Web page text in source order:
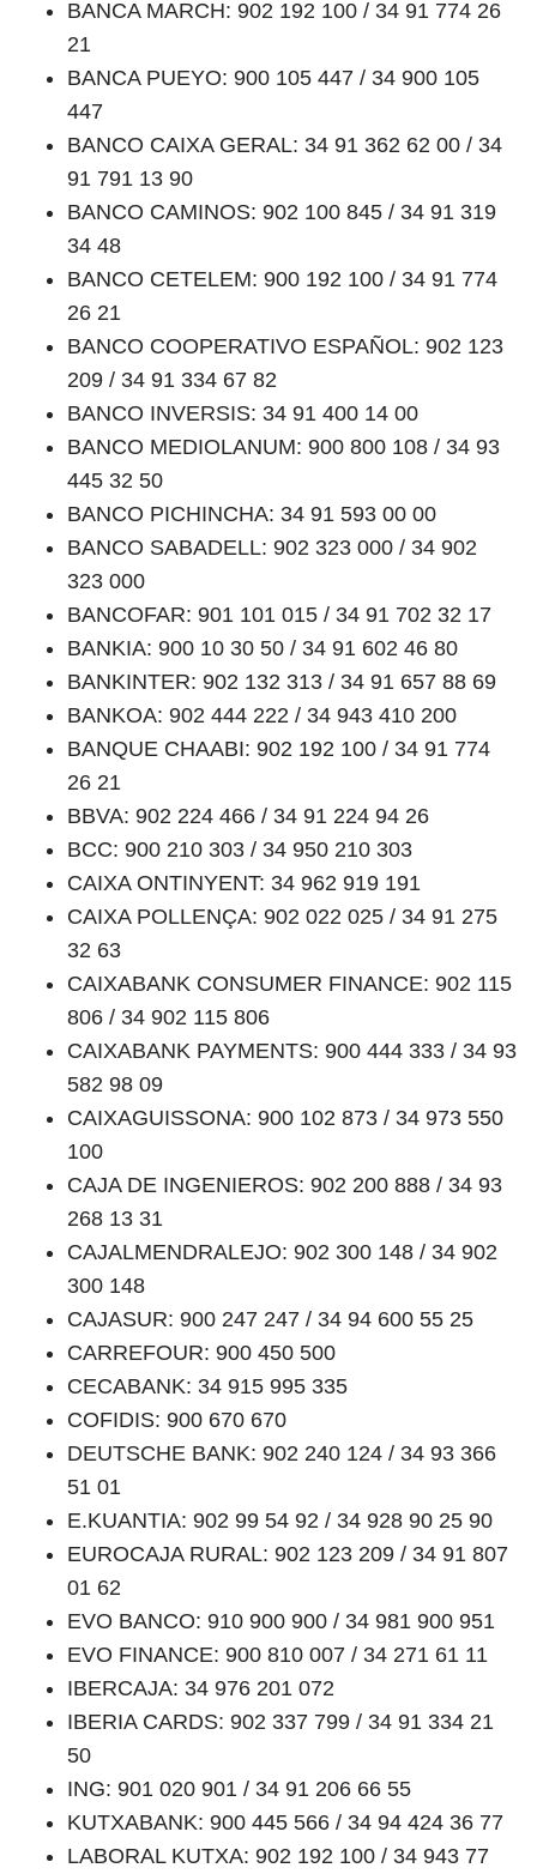
BANCA MARCH: 902 192 100 / 34 91 774 26
21
BANCA PUEYO: 900 105 447 / 34 900 105
447
BANCO CAIXA GERAL: 34 91 362 62 00 / 34
91 791 13 90
BANCO CAMINOS: 902 100 845 / 34 91 319
34 48
BANCO CETELEM: 900 192 100 / 34 91 774
26 21
BANCO COOPERATIVO ESPAÑOL: 902 123
209 / 34 91 334 67 82
BANCO INVERSIS: 34 91 400 14 00
BANCO MEDIOLANUM: 900 800 108 / 34 93
445 32 50
BANCO PICHINCHA: 34 91 593 00 00
BANCO SABADELL: 902 323 000 / 34 902
323 000
BANCOFAR: 901 101 015 / 34 91 702 32 17
BANKIA: 900 10 30 50 / 34 91 602 46 80
BANKINTER: 902 132 313 / 34 91 657 88 69
BANKOA: 902 444 222 / 34 943 410 200
BANQUE CHAABI: 902 192 100 / 34 91 774
26 21
BBVA: 902 224 466 / 34 91 224 94 26
BCC: 900 210 303 / 34 950 210 303
CAIXA ONTINYENT: 34 962 919 191
CAIXA POLLENÇA: 902 022 025 / 34 91 275
32 63
CAIXABANK CONSUMER FINANCE: 902 115
806 / 34 902 115 806
CAIXABANK PAYMENTS: 900 444 333 / 34 93
582 98 09
CAIXAGUISSONA: 900 102 873 / 34 973 550
100
CAJA DE INGENIEROS: 902 200 888 / 34 93
268 13 31
CAJALMENDRALEJO: 902 300 148 / 34 902
300 148
CAJASUR: 900 247 247 / 34 94 600 55 25
CARREFOUR: 900 450 500
CECABANK: 34 915 995 335
COFIDIS: 900 670 670
DEUTSCHE BANK: 902 240 124 / 34 93 366
51 01
E.KUANTIA: 902 99 54 92 / 34 928 90 25 90
EUROCAJA RURAL: 902 123 209 / 34 91 807
01 62
EVO BANCO: 910 900 900 / 34 981 900 951
EVO FINANCE: 900 810 007 / 34 271 61 11
IBERCAJA: 34 976 201 072
IBERIA CARDS: 902 337 799 / 34 91 334 21
50
ING: 901 020 901 / 34 91 206 66 55
KUTXABANK: 900 445 566 / 34 94 424 36 77
LABORAL KUTXA: 902 192 100 / 34 943 77